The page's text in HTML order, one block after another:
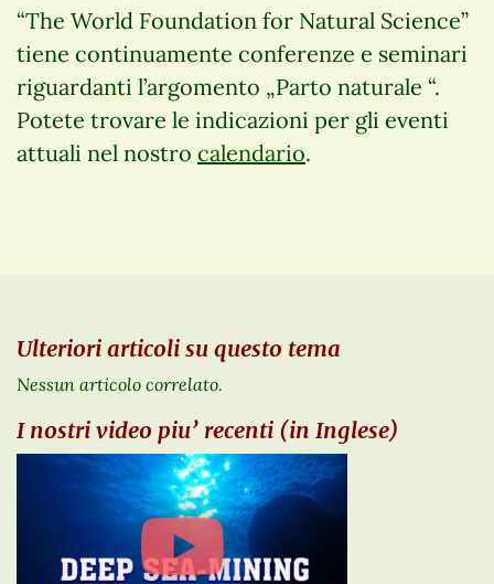
“The World Foundation for Natural Science”
tiene continuamente conferenze e seminari
riguardanti l’argomento „Parto naturale “.
Potete trovare le indicazioni per gli eventi
attuali nel nostro calendario.
Ulteriori articoli su questo tema
Nessun articolo correlato.
I nostri video piu’ recenti (in Inglese)